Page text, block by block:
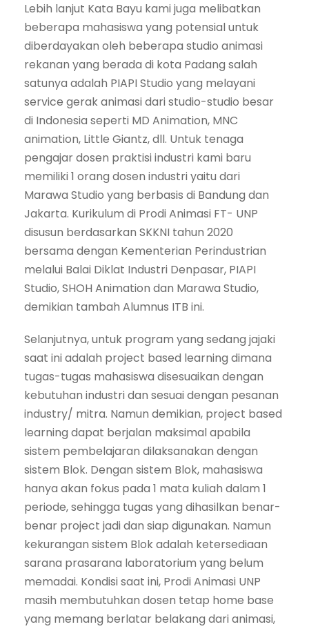
Lebih lanjut Kata Bayu kami juga melibatkan
beberapa mahasiswa yang potensial untuk
diberdayakan oleh beberapa studio animasi
rekanan yang berada di kota Padang salah
satunya adalah PIAPI Studio yang melayani
service gerak animasi dari studio-studio besar
di Indonesia seperti MD Animation, MNC
animation, Little Giantz, dll. Untuk tenaga
pengajar dosen praktisi industri kami baru
memiliki 1 orang dosen industri yaitu dari
Marawa Studio yang berbasis di Bandung dan
Jakarta. Kurikulum di Prodi Animasi FT- UNP
disusun berdasarkan SKKNI tahun 2020
bersama dengan Kementerian Perindustrian
melalui Balai Diklat Industri Denpasar, PIAPI
Studio, SHOH Animation dan Marawa Studio,
demikian tambah Alumnus ITB ini.
Selanjutnya, untuk program yang sedang jajaki
saat ini adalah project based learning dimana
tugas-tugas mahasiswa disesuaikan dengan
kebutuhan industri dan sesuai dengan pesanan
industry/ mitra. Namun demikian, project based
learning dapat berjalan maksimal apabila
sistem pembelajaran dilaksanakan dengan
sistem Blok. Dengan sistem Blok, mahasiswa
hanya akan fokus pada 1 mata kuliah dalam 1
periode, sehingga tugas yang dihasilkan benar-
benar project jadi dan siap digunakan. Namun
kekurangan sistem Blok adalah ketersediaan
sarana prasarana laboratorium yang belum
memadai. Kondisi saat ini, Prodi Animasi UNP
masih membutuhkan dosen tetap home base
yang memang berlatar belakang dari animasi,